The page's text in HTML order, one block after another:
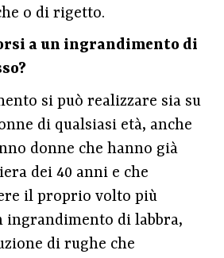
o di rigetto.
a un ingrandimento di
si può realizzare sia su
di qualsiasi età, anche
donne che hanno già
dei 40 anni e che
il proprio volto più
ingrandimento di labbra,
di rughe che